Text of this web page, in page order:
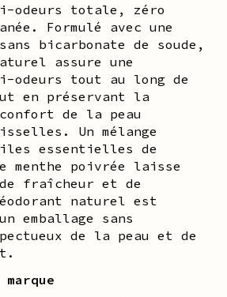
odeurs totale, zéro
Formulé avec une
bicarbonate de soude,
assure une
odeurs tout au long de
en préservant la
de la peau
Un mélange
essentielles de
menthe poivrée laisse
fraîcheur et de
naturel est
emballage sans
de la peau et de